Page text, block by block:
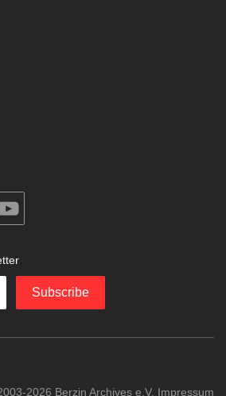
Subscribe
2026 Berzin Archives e.V. Impressum